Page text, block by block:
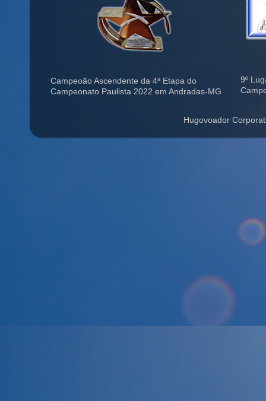
Campeoão Ascendente da 4ª Etapa do
Campeonato Paulista 2022 em Andradas-MG
9º
Hugovoador